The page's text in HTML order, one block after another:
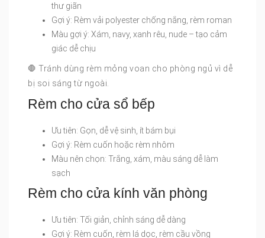
thư giãn
Gợi ý: Rèm vải polyester chống nắng, rèm roman
Màu gợi ý: Xám, navy, xanh rêu, nude – tạo cảm
giác dễ chịu
🛑 Tránh dùng rèm mỏng voan cho phòng ngủ vì dễ
bị soi sáng từ ngoài.
Rèm cho cửa sổ bếp
Ưu tiên: Gọn, dễ vệ sinh, ít bám bụi
Gợi ý: Rèm cuốn hoặc rèm nhôm
Màu nên chọn: Trắng, xám, màu sáng dễ làm
sạch
Rèm cho cửa kính văn phòng
Ưu tiên: Tối giản, chỉnh sáng dễ dàng
Gợi ý: Rèm cuốn, rèm lá dọc, rèm cầu vồng